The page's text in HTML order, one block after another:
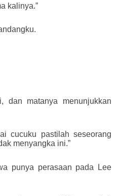
kalinya.”
dan matanya menunjukkan
cucuku pastilah seseorang
menyangka ini.”
punya perasaan pada Lee